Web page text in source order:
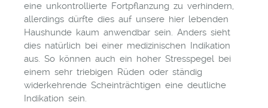
eine unkontrollierte Fortpflanzung zu verhindern,
allerdings dürfte dies auf unsere hier lebenden
Haushunde kaum anwendbar sein. Anders sieht
dies natürlich bei einer medizinischen Indikation
aus. So können auch ein hoher Stresspegel bei
einem sehr triebigen Rüden oder ständig
widerkehrende Scheinträchtigen eine deutliche
Indikation sein.